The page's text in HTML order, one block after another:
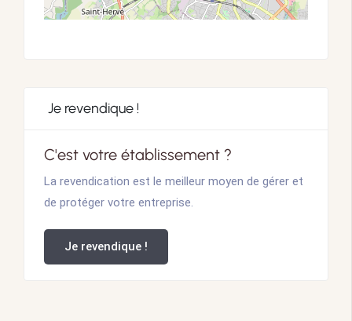
Je revendique !
C'est votre établissement ?
La revendication est le meilleur moyen de gérer et
de protéger votre entreprise.
Je revendique !